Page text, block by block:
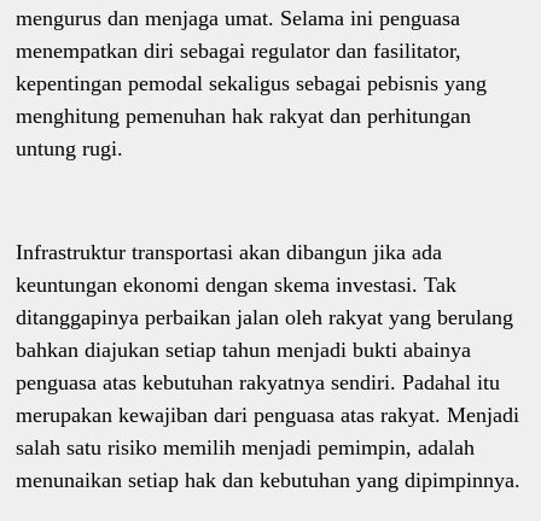
mengurus dan menjaga umat. Selama ini penguasa
menempatkan diri sebagai regulator dan fasilitator,
kepentingan pemodal sekaligus sebagai pebisnis yang
menghitung pemenuhan hak rakyat dan perhitungan
untung rugi.
Infrastruktur transportasi akan dibangun jika ada
keuntungan ekonomi dengan skema investasi. Tak
ditanggapinya perbaikan jalan oleh rakyat yang berulang
bahkan diajukan setiap tahun menjadi bukti abainya
penguasa atas kebutuhan rakyatnya sendiri. Padahal itu
merupakan kewajiban dari penguasa atas rakyat. Menjadi
salah satu risiko memilih menjadi pemimpin, adalah
menunaikan setiap hak dan kebutuhan yang dipimpinnya.